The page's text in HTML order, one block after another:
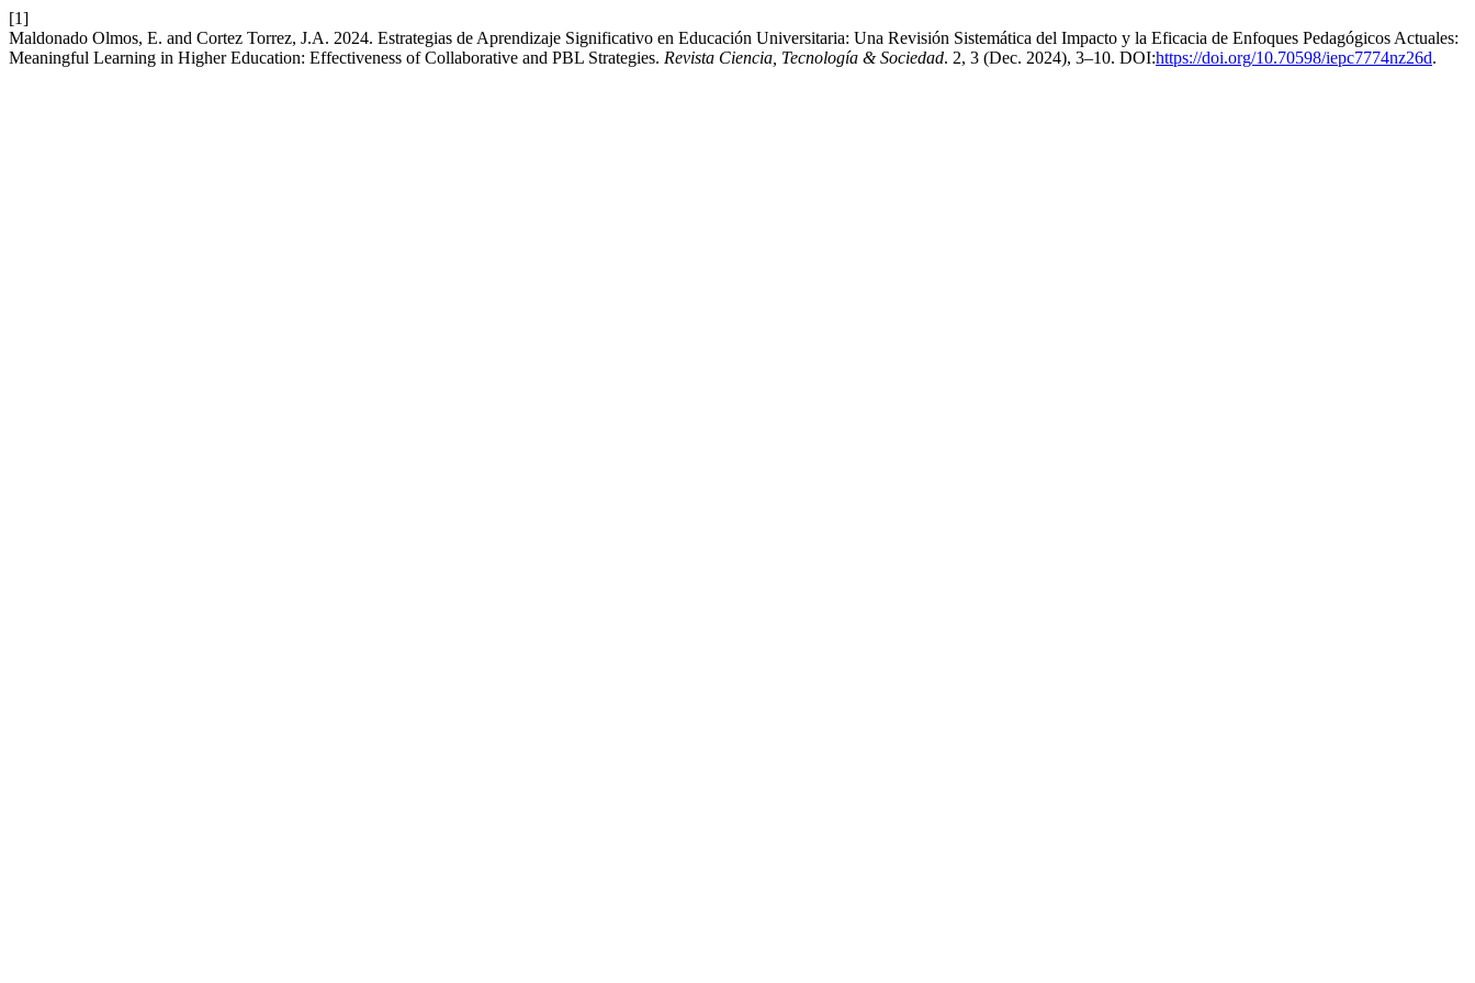
[1]
Maldonado Olmos, E. and Cortez Torrez, J.A. 2024. Estrategias de Aprendizaje Significativo en Educación Universitaria: Una Revisión Sistemática del Impacto y la Eficacia de Enfoques Pedagógicos Actuales:
Meaningful Learning in Higher Education: Effectiveness of Collaborative and PBL Strategies. Revista Ciencia, Tecnología & Sociedad. 2, 3 (Dec. 2024), 3–10. DOI:https://doi.org/10.70598/iepc7774nz26d.